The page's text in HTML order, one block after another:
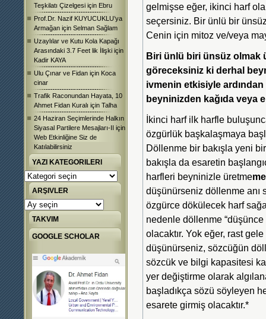
Teşkilatı Çizelgesi için Ebru
Prof.Dr. Nazif KUYUCUKLU’ya
Armağan için Selman Sağlam
Uzaylılar ve Kutu Kola Kapağı
Arasındaki 3.7 Feet lik İlişki için
Kadir KAYA
Ulu Çınar ve Fidan için Koca
cinar
Trafik Raconundan Hayata, 10
Ahmet Fidan Kuralı için Talha
24 Haziran Seçimlerinde Halkın
Siyasal Partilere Mesajları-II için
Web Etkinliğine Siz de
Katılabilirsiniz
YAZI KATEGORILERI
Yazı
Kategorileri
ARŞIVLER
Arşivler
TAKVIM
GOOGLE SCHOLAR
gelmişse eğer, ikinci harf
seçersiniz. Bir ünlü bir
Cenin için mitoz ve/veya
Biri ünlü biri ünsüz olmak
göreceksiniz ki derhal
ivmenin etkisiyle
beyninizden kağıda veya
İkinci harf ilk harfle
özgürlük başkalaşmaya
Döllenme bir bakışla yeni bir
bakışla da esaretin
harfleri beyninizle üretme
düşünürseniz döllenme
özgürce dökülecek harf
nedenle döllenme “düşünce
olacaktır. Yok eğer, rast
düşünürseniz, sözcüğün
sözcük ve bilgi kapasitesi
yer değiştirme olarak
başladıkça sözü söyleyen
esarete girmiş olacaktır.*